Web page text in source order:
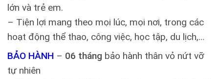
lớn và trẻ em.
– Tiện lợi mang theo mọi lúc, mọi nơi, trong các
hoạt động thể thao, công việc, học tập, du lịch,…
BẢO HÀNH – 06 tháng bảo hành thân vỏ nứt vỡ
tự nhiên